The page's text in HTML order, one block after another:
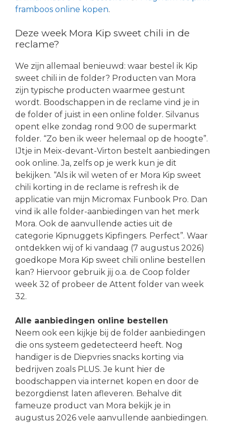
framboos online kopen.
Deze week Mora Kip sweet chili in de
reclame?
We zijn allemaal benieuwd: waar bestel ik Kip
sweet chili in de folder? Producten van Mora
zijn typische producten waarmee gestunt
wordt. Boodschappen in de reclame vind je in
de folder of juist in een online folder. Silvanus
opent elke zondag rond 9:00 de supermarkt
folder. “Zo ben ik weer helemaal op de hoogte”.
IJtje in Meix-devant-Virton bestelt aanbiedingen
ook online. Ja, zelfs op je werk kun je dit
bekijken. “Als ik wil weten of er Mora Kip sweet
chili korting in de reclame is refresh ik de
applicatie van mijn Micromax Funbook Pro. Dan
vind ik alle folder-aanbiedingen van het merk
Mora. Ook de aanvullende acties uit de
categorie Kipnuggets Kipfingers. Perfect”. Waar
ontdekken wij of ki vandaag (7 augustus 2026)
goedkope Mora Kip sweet chili online bestellen
kan? Hiervoor gebruik jij o.a. de Coop folder
week 32 of probeer de Attent folder van week
32.
Alle aanbiedingen online bestellen
Neem ook een kijkje bij de folder aanbiedingen
die ons systeem gedetecteerd heeft. Nog
handiger is de Diepvries snacks korting via
bedrijven zoals PLUS. Je kunt hier de
boodschappen via internet kopen en door de
bezorgdienst laten afleveren. Behalve dit
fameuze product van Mora bekijk je in
augustus 2026 vele aanvullende aanbiedingen.